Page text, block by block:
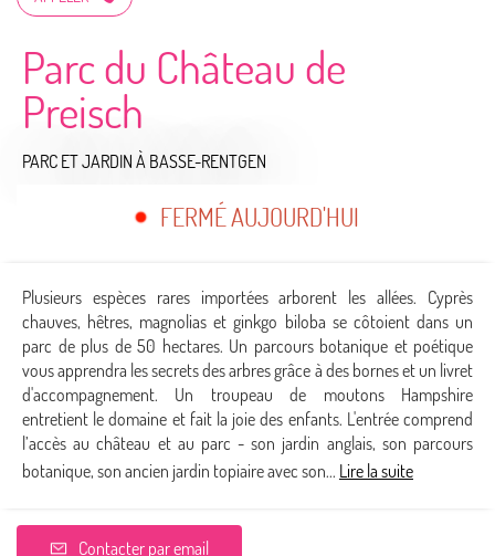
Parc du Château de
Preisch
PARC ET JARDIN À BASSE-RENTGEN
FERMÉ AUJOURD'HUI
Plusieurs espèces rares importées arborent les allées. Cyprès
chauves, hêtres, magnolias et ginkgo biloba se côtoient dans un
parc de plus de 50 hectares. Un parcours botanique et poétique
vous apprendra les secrets des arbres grâce à des bornes et un livret
d'accompagnement. Un troupeau de moutons Hampshire
entretient le domaine et fait la joie des enfants. L'entrée comprend
l’accès au château et au parc - son jardin anglais, son parcours
botanique, son ancien jardin topiaire avec son... Lire la suite
Contacter par email